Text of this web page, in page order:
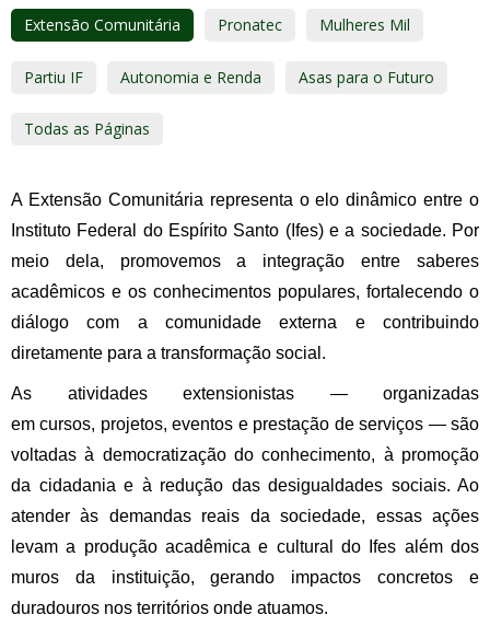
Extensão Comunitária Pronatec Mulheres Mil
Partiu IF Autonomia e Renda Asas para o Futuro
Todas as Páginas
A Extensão Comunitária representa o elo dinâmico entre o
Instituto Federal do Espírito Santo (Ifes) e a sociedade. Por
meio dela, promovemos a integração entre saberes
acadêmicos e os conhecimentos populares, fortalecendo o
diálogo com a comunidade externa e contribuindo
diretamente para a transformação social.
As atividades extensionistas — organizadas
emcursos, projetos, eventos e prestação de serviços — são
voltadas à democratização do conhecimento, à promoção
da cidadania e à redução das desigualdades sociais. Ao
atender às demandas reais da sociedade, essas ações
levam a produção acadêmica e cultural do Ifes além dos
muros da instituição, gerando impactos concretos e
duradouros nos territórios onde atuamos.